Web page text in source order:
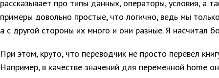
рассказывает про типы данных, операторы, условия, а
примеры довольно простые, что логично, ведь мы
а с другой стороны их много и они разные. Я насчитал
При этом, круто, что переводчик не просто перевел
Например, в качестве значений для переменной home